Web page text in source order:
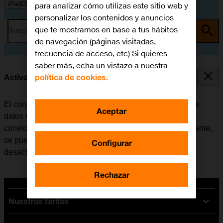
iPadOS 18
Busca por problema o tema
Activar o desactivar los datos móviles
El consumo de datos se puede limitar, desactivando los
datos móviles. Haciendo esto la tablet no establece
conexión con internet a través de la red móvil. No obstante,
se puede utilizar Wi-Fi aunque los datos móviles estén
desactivados.
Nuestras tarifas
para analizar cómo utilizas este sitio web y
personalizar los contenidos y anuncios
que te mostramos en base a tus hábitos
de navegación (páginas visitadas,
frecuencia de acceso, etc) Si quieres
saber más, echa un vistazo a nuestra
política de cookies.
Configurar
Rechazar
Aceptar